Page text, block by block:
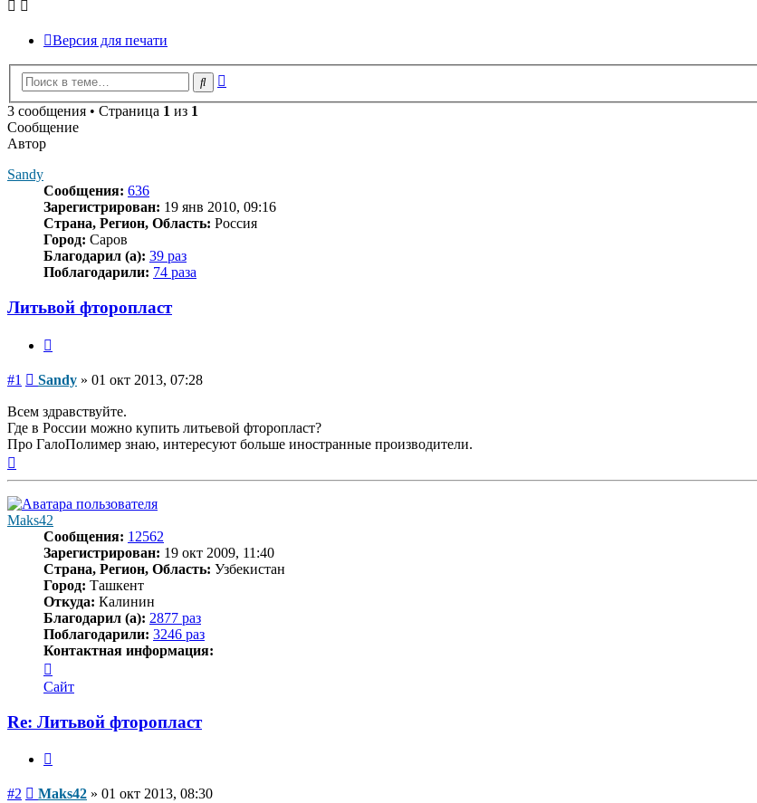
Версия для печати
Поиск
3 сообщения • Страница 1 из 1
Сообщение
Автор
Sandy
Сообщения: 636
Зарегистрирован: 19 янв 2010, 09:16
Страна, Регион, Область: Россия
Город: Саров
Благодарил (а): 39 раз
Поблагодарили: 74 раза
Литьвой фторопласт
#1 Сообщение
Sandy » 01 окт 2013, 07:28
Всем здравствуйте.
Где в России можно купить литьевой фторопласт?
Про ГалоПолимер знаю, интересуют больше иностранные производители.
Maks42
Сообщения: 12562
Зарегистрирован: 19 окт 2009, 11:40
Страна, Регион, Область: Узбекистан
Город: Ташкент
Откуда: Калинин
Благодарил (а): 2877 раз
Поблагодарили: 3246 раз
Контактная информация:
информация
пользователя
Maks42
Сайт
Re: Литьвой фторопласт
#2 Сообщение
Maks42 » 01 окт 2013, 08:30